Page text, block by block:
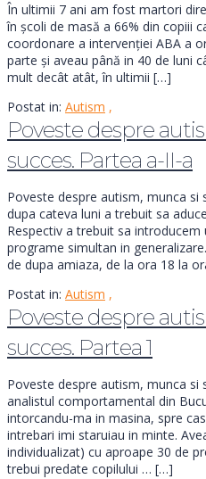
În ultimii 7 ani am fost martori
în școli de masă a 66% din copiii
coordonare a intervenției ABA a
parte și aveau până in 40 de luni
mult decât atât, în ultimii […]
Postat in: Autism ,
Poveste despre
succes. Partea a-II-a
Poveste despre autism, munca si
dupa cateva luni a trebuit sa
Respectiv a trebuit sa introducem
programe simultan in
de dupa amiaza, de la ora 18 la
Postat in: Autism ,
Poveste despre
succes. Partea 1
Poveste despre autism, munca si
analistul comportamental din
intorcandu-ma in masina, spre
intrebari imi staruiau in minte.
individualizat) cu aproape 30 de
trebui predate copilului … […]